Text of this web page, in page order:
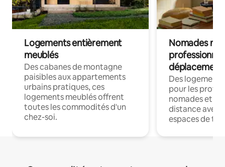
Logements entièrement
meublés
Des cabanes de montagne
paisibles aux appartements
urbains pratiques, ces
logements meublés offrent
toutes les commodités d'un
chez-soi.
Nomades
déplacement
Des
pour les
nomades et
distance avec
espaces de